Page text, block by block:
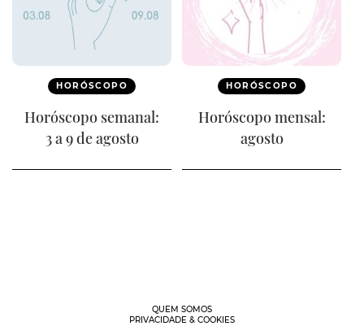
HORÓSCOPO
Horóscopo semanal:
3 a 9 de agosto
HORÓSCOPO
Horóscopo mensal:
agosto
QUEM SOMOS
PRIVACIDADE & COOKIES